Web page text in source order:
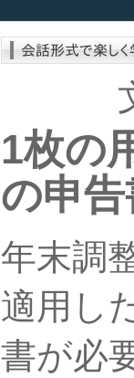
1枚の
の申
年末調
適用し
書が必